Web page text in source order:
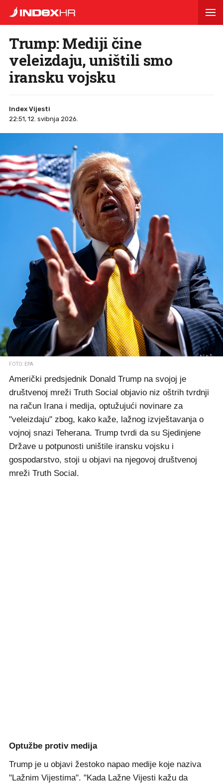
Trump: Mediji čine
veleizdaju, uništili smo
iransku vojsku
Index Vijesti
22:51, 12. svibnja 2026.
FOTO: EPA
Američki predsjednik Donald Trump na svojoj je
društvenoj mreži Truth Social objavio niz oštrih tvrdnji
na račun Irana i medija, optužujući novinare za
"veleizdaju" zbog, kako kaže, lažnog izvještavanja o
vojnoj snazi Teherana. Trump tvrdi da su Sjedinjene
Države u potpunosti uništile iransku vojsku i
gospodarstvo, stoji u objavi na njegovoj društvenoj
mreži Truth Social.
Optužbe protiv medija
Trump je u objavi žestoko napao medije koje naziva
"Lažnim Vijestima". "Kada Lažne Vijesti kažu da